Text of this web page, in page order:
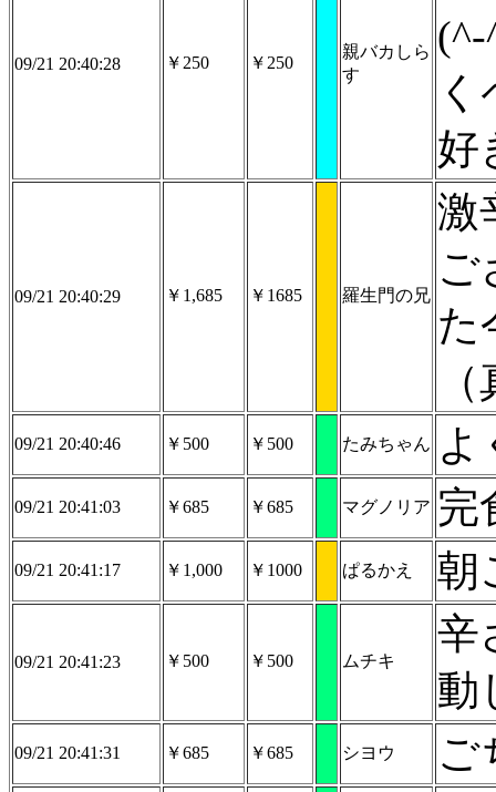
09/21 20:40:28 ￥250 ￥250
親バカしら
す
好
09/21 20:40:29 ￥1,685 ￥1685 羅生門の兄
激
ご
た
09/21 20:40:46 ￥500 ￥500 たみちゃん よ
09/21 20:41:03 ￥685 ￥685 マグノリア 完
09/21 20:41:17 ￥1,000 ￥1000 ぱるかえ 朝
09/21 20:41:23 ￥500 ￥500 ムチキ
辛
動
09/21 20:41:31 ￥685 ￥685 シヨウ ご